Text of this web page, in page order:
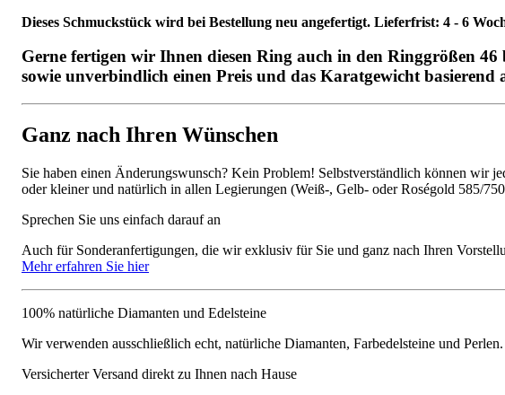
Dieses Schmuckstück wird bei Bestellung neu angefertigt. Lieferfrist: 4 - 6
Gerne fertigen wir Ihnen diesen Ring auch in den Ringgrößen
sowie unverbindlich einen Preis und das Karatgewicht
Ganz nach Ihren Wünschen
Sie haben einen Änderungswunsch? Kein Problem! Selbstverständlich können wir
oder kleiner und natürlich in allen Legierungen (Weiß-, Gelb- oder Roségold 585/
Sprechen Sie uns einfach darauf an
Auch für Sonderanfertigungen, die wir exklusiv für Sie und ganz nach Ihren
Mehr erfahren Sie hier
100% natürliche Diamanten und Edelsteine
Wir verwenden ausschließlich echt, natürliche Diamanten, Farbedelsteine und
Versicherter Versand direkt zu Ihnen nach Hause